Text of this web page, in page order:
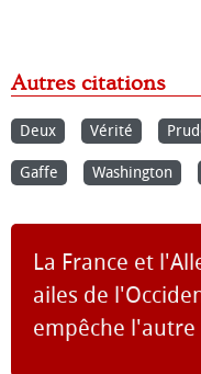
Autres citations
Deux Vérité
Gaffe Washington
La France et
ailes de
empêche l'autre